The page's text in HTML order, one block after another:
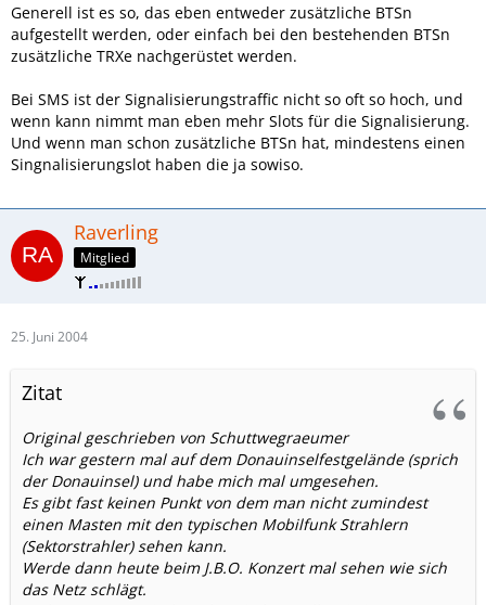
Generell ist es so, das eben entweder zusätzliche BTSn
aufgestellt werden, oder einfach bei den bestehenden BTSn
zusätzliche TRXe nachgerüstet werden.
Bei SMS ist der Signalisierungstraffic nicht so oft so hoch, und
wenn kann nimmt man eben mehr Slots für die Signalisierung.
Und wenn man schon zusätzliche BTSn hat, mindestens einen
Singnalisierungslot haben die ja sowiso.
Raverling
Mitglied
25. Juni 2004
Zitat
Original geschrieben von Schuttwegraeumer
Ich war gestern mal auf dem Donauinselfestgelände (sprich
der Donauinsel) und habe mich mal umgesehen.
Es gibt fast keinen Punkt von dem man nicht zumindest
einen Masten mit den typischen Mobilfunk Strahlern
(Sektorstrahler) sehen kann.
Werde dann heute beim J.B.O. Konzert mal sehen wie sich
das Netz schlägt.